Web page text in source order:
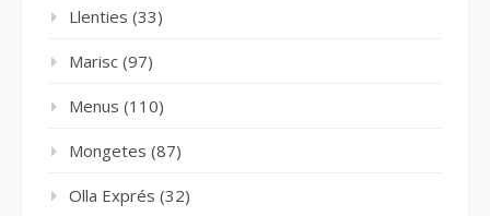
Llenties (33)
Marisc (97)
Menus (110)
Mongetes (87)
Olla Exprés (32)